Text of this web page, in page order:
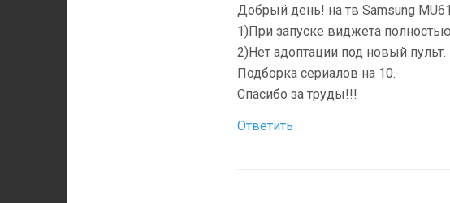
Добрый день! на тв Samsung
1)При запуске виджета
2)Нет адоптации под новый пульт.
Подборка сериалов на 10.
Спасибо за труды!!!
Ответить